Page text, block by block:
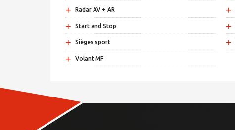
+ Radar AV + AR +
+ Start and Stop +
+ Sièges sport +
+ Volant MF